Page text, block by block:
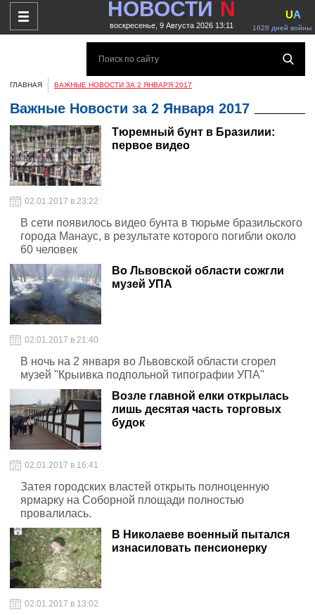
НОВОСТИ N
воскресенье, 9 Августа 2026 13:11 1628 дней войны
UA
ГЛАВНАЯ ВАЖНЫЕ НОВОСТИ ЗА 2 ЯНВАРЯ 2017
Важные Новости за 2 Января 2017
Тюремный бунт в Бразилии:
первое видео
02.01.2017 в 23:22
В сети появилось видео бунта в тюрьме бразильского
города Манаус, в результате которого погибли около
60 человек
Во Львовской области сожгли
музей УПА
02.01.2017 в 21:40
В ночь на 2 января во Львовской области сгорел
музей "Крыивка подпольной типографии УПА"
Возле главной елки открылась
лишь десятая часть торговых
будок
02.01.2017 в 16:41
Затея городских властей открыть полноценную
ярмарку на Соборной площади полностью
провалилась.
В Николаеве военный пытался
изнасиловать пенсионерку
02.01.2017 в 13:02